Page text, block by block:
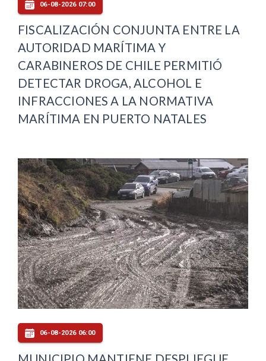
06-08-2026 07:00
FISCALIZACIÓN CONJUNTA ENTRE LA
AUTORIDAD MARÍTIMA Y
CARABINEROS DE CHILE PERMITIÓ
DETECTAR DROGA, ALCOHOL E
INFRACCIONES A LA NORMATIVA
MARÍTIMA EN PUERTO NATALES
06-08-2026 06:00